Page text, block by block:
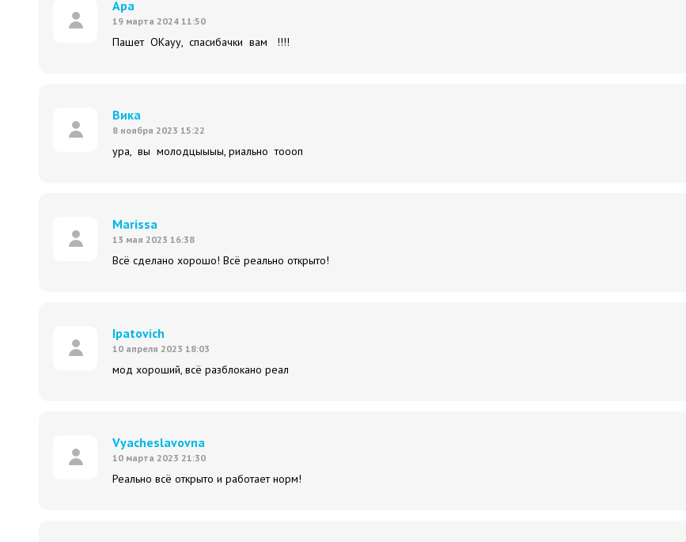
Ара
19 марта 2024 11:50
Пашет ОКауу, спасибачки вам !!!!
Вика
8 ноября 2023 15:22
ура, вы молодцыыыы, риально тоооп
Marissa
13 мая 2023 16:38
Всё сделано хорошо! Всё реально открыто!
Ipatovich
10 апреля 2023 18:03
мод хороший, всё разблокано реал
Vyacheslavovna
10 марта 2023 21:30
Реально всё открыто и работает норм!